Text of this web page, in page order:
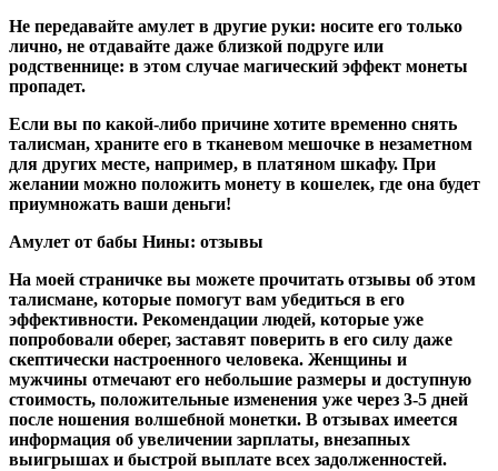
Не передавайте амулет в другие руки: носите его только
лично, не отдавайте даже близкой подруге или
родственнице: в этом случае магический эффект монеты
пропадет.
Если вы по какой-либо причине хотите временно снять
талисман, храните его в тканевом мешочке в незаметном
для других месте, например, в платяном шкафу. При
желании можно положить монету в кошелек, где она будет
приумножать ваши деньги!
Амулет от бабы Нины: отзывы
На моей страничке вы можете прочитать отзывы об этом
талисмане, которые помогут вам убедиться в его
эффективности. Рекомендации людей, которые уже
попробовали оберег, заставят поверить в его силу даже
скептически настроенного человека. Женщины и
мужчины отмечают его небольшие размеры и доступную
стоимость, положительные изменения уже через 3-5 дней
после ношения волшебной монетки. В отзывах имеется
информация об увеличении зарплаты, внезапных
выигрышах и быстрой выплате всех задолженностей.